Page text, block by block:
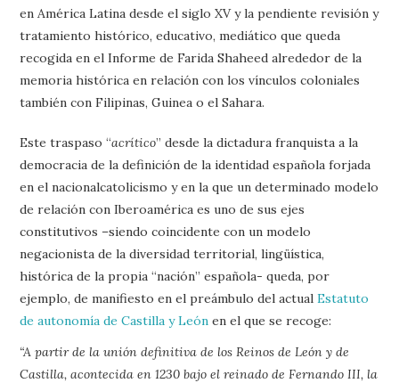
en América Latina desde el siglo XV y la pendiente revisión y
tratamiento histórico, educativo, mediático que queda
recogida en el Informe de Farida Shaheed alrededor de la
memoria histórica en relación con los vínculos coloniales
también con Filipinas, Guinea o el Sahara.
Este traspaso “acrítico” desde la dictadura franquista a la
democracia de la definición de la identidad española forjada
en el nacionalcatolicismo y en la que un determinado modelo
de relación con Iberoamérica es uno de sus ejes
constitutivos –siendo coincidente con un modelo
negacionista de la diversidad territorial, lingüística,
histórica de la propia “nación” española- queda, por
ejemplo, de manifiesto en el preámbulo del actualEstatuto
de autonomía de Castilla y León en el que se recoge:
“A partir de la unión definitiva de los Reinos de León y de
Castilla, acontecida en 1230 bajo el reinado de Fernando III, la